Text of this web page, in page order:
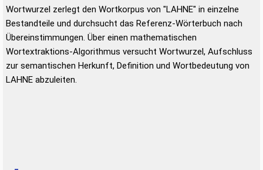
Wortwurzel zerlegt den Wortkorpus von "LAHNE" in einzelne
Bestandteile und durchsucht das Referenz-Wörterbuch nach
Übereinstimmungen. Über einen mathematischen
Wortextraktions-Algorithmus versucht Wortwurzel, Aufschluss
zur semantischen Herkunft, Definition und Wortbedeutung von
LAHNE abzuleiten.